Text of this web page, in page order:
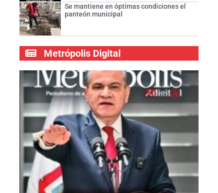
Se mantiene en óptimas condiciones el
panteón municipal
Metrópolis Digital